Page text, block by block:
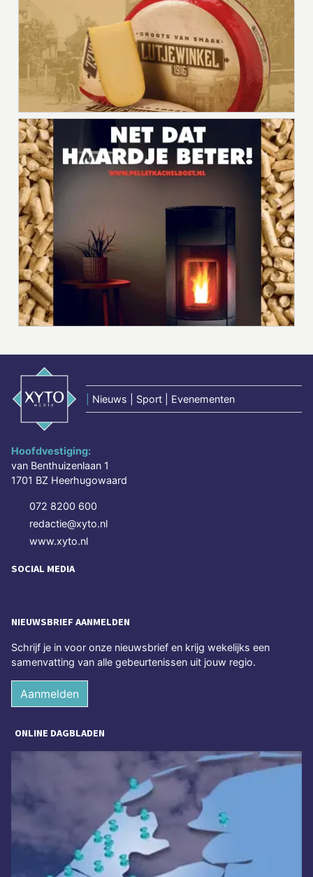
Nieuws | Sport | Evenementen
Hoofdvestiging:
van Benthuizenlaan 1
1701 BZ Heerhugowaard
072 8200 600
redactie@xyto.nl
www.xyto.nl
SOCIAL MEDIA
NIEUWSBRIEF AANMELDEN
Schrijf je in voor onze nieuwsbrief en krijg wekelijks een
samenvatting van alle gebeurtenissen uit jouw regio.
Aanmelden
ONLINE DAGBLADEN